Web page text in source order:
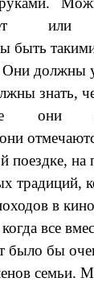
или
быть
Они должны
знать,
они
они
поездке,на
традиций,
в кино
когда все
было бы
семьи.